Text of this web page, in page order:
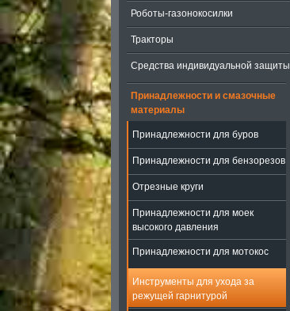
Роботы-газонокосилки
Тракторы
Средства индивидуальной защиты
Принадлежности и смазочные
материалы
Принадлежности для буров
Принадлежности для бензорезов
Отрезные круги
Принадлежности для моек
высокого давления
Принадлежности для мотокос
Инструменты для ухода за
режущей гарнитурой